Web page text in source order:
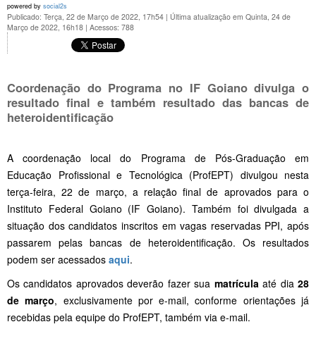
powered by social2s
Publicado: Terça, 22 de Março de 2022, 17h54 | Última atualização em Quinta, 24 de
Março de 2022, 16h18 | Acessos: 788
Coordenação do Programa no IF Goiano divulga o
resultado final e também resultado das bancas de
heteroidentificação
A coordenação local do Programa de Pós-Graduação em
Educação Profissional e Tecnológica (ProfEPT) divulgou nesta
terça-feira, 22 de março, a relação final de aprovados para o
Instituto Federal Goiano (IF Goiano). Também foi divulgada a
situação dos candidatos inscritos em vagas reservadas PPI, após
passarem pelas bancas de heteroidentificação. Os resultados
podem ser acessados aqui.
Os candidatos aprovados deverão fazer sua matrícula até dia28
de março, exclusivamente por e-mail, conforme orientações já
recebidas pela equipe do ProfEPT, também via e-mail.